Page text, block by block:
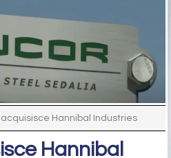
acquisisce Hannibal Industries
Hannibal